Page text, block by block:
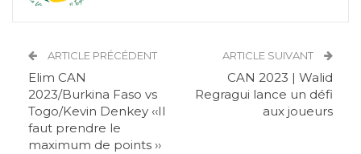
ARTICLE PRÉCÉDENT
Elim CAN
2023/Burkina Faso vs
Togo/Kevin Denkey ‹‹Il
faut prendre le
maximum de points ››
ARTICLE SUIVANT
CAN 2023 | Walid
Regragui lance un défi
aux joueurs